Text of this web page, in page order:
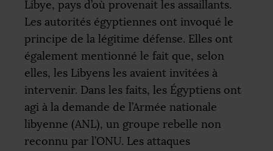
Libye, pays d’où provenait les assaillants.
Les autorités égyptiennes ont invoqué le
principe de la légitime défense. Elles ont
également mentionné le fait que, selon
elles, les Libyens les avaient invitées à
intervenir. Dans les faits, les Égyptiens ont
agi à la demande de l’Armée nationale
libyenne (ANL), un groupe rebelle non
reconnu par l’ONU. Les attaques